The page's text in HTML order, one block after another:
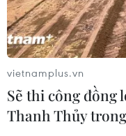
CoV-2.
vietnamplus.vn
Sẽ thi công đồng
Thanh Thủy